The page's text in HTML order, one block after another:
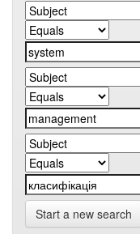
Start a new search